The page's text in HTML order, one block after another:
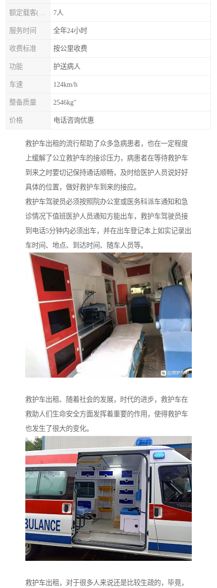
7人
服务时间 全年24小时
收费标准 按公里收费
功能 护送病人
车速 124km/h
整备质量 2546kg"
价格 电话咨询优惠
救护车出租的流行帮助了众多急病患者，也在一定程度
上缓解了公立救护车的接诊压力，病患者在等待救护车
到来之时要切记保持通话顺畅，及时给医护人员说好好
具体的位置，做好救护车到来的接应。
救护车驾驶员必须按照院办公室或医务科派车通知和急
诊情况下值班医护人员通知方能出车，救护车驾驶员接
到电话5分钟内必须出车，并在出车登记本上如实记录出
车时间、地点、到达时间、随车人员等。
救护车出租、随着社会的发展，时代的进步，救护车在
救助人们生命安全方面发挥着重要的作用，使得救护车
也发生了很大的变化。
救护车出租，对于很多人来说还是比较生疏的，毕竟，